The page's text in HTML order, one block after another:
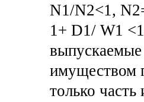
N1/N2<1,
1+ D1/ W1
выпускаемые
имуществом
только